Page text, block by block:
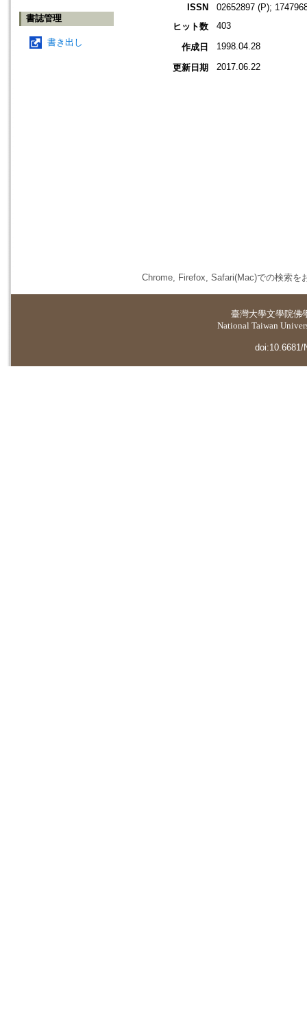
書誌管理
書き出し
ISSN
02652897 (P);
ヒット数
403
作成日 1998.04.28
更新日期 2017.06.22
Chrome, Firefox, Safari(Mac)での検索を
臺灣大學文學院佛
National Taiwan
doi:10.6681/